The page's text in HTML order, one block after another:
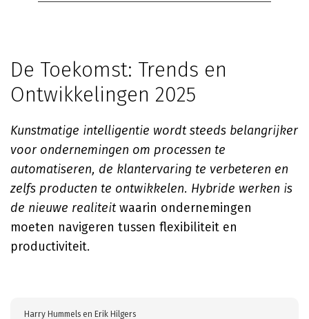
De Toekomst: Trends en
Ontwikkelingen 2025
Kunstmatige intelligentie wordt steeds belangrijker
voor ondernemingen om processen te
automatiseren, de klantervaring te verbeteren en
zelfs producten te ontwikkelen. Hybride werken is
de nieuwe realiteitwaarin ondernemingen
moeten navigeren tussen flexibiliteit en
productiviteit.
Harry Hummels en Erik Hilgers